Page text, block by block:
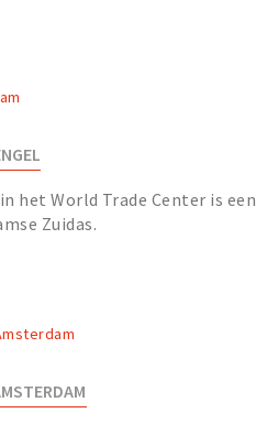
het World Trade Center is een
Zuidas.